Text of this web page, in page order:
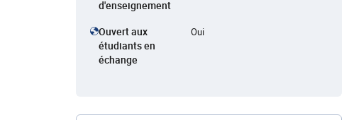
d'enseignement
Ouvert aux
étudiants en
échange
Oui